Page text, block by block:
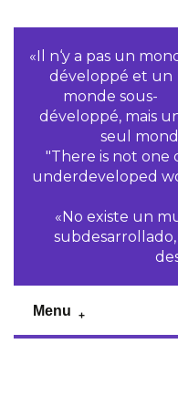
«Il n‘y a pas un
développé et un
monde sous-
développé, mais
seul
"There is not one
underdeveloped
«No existe un
Menu